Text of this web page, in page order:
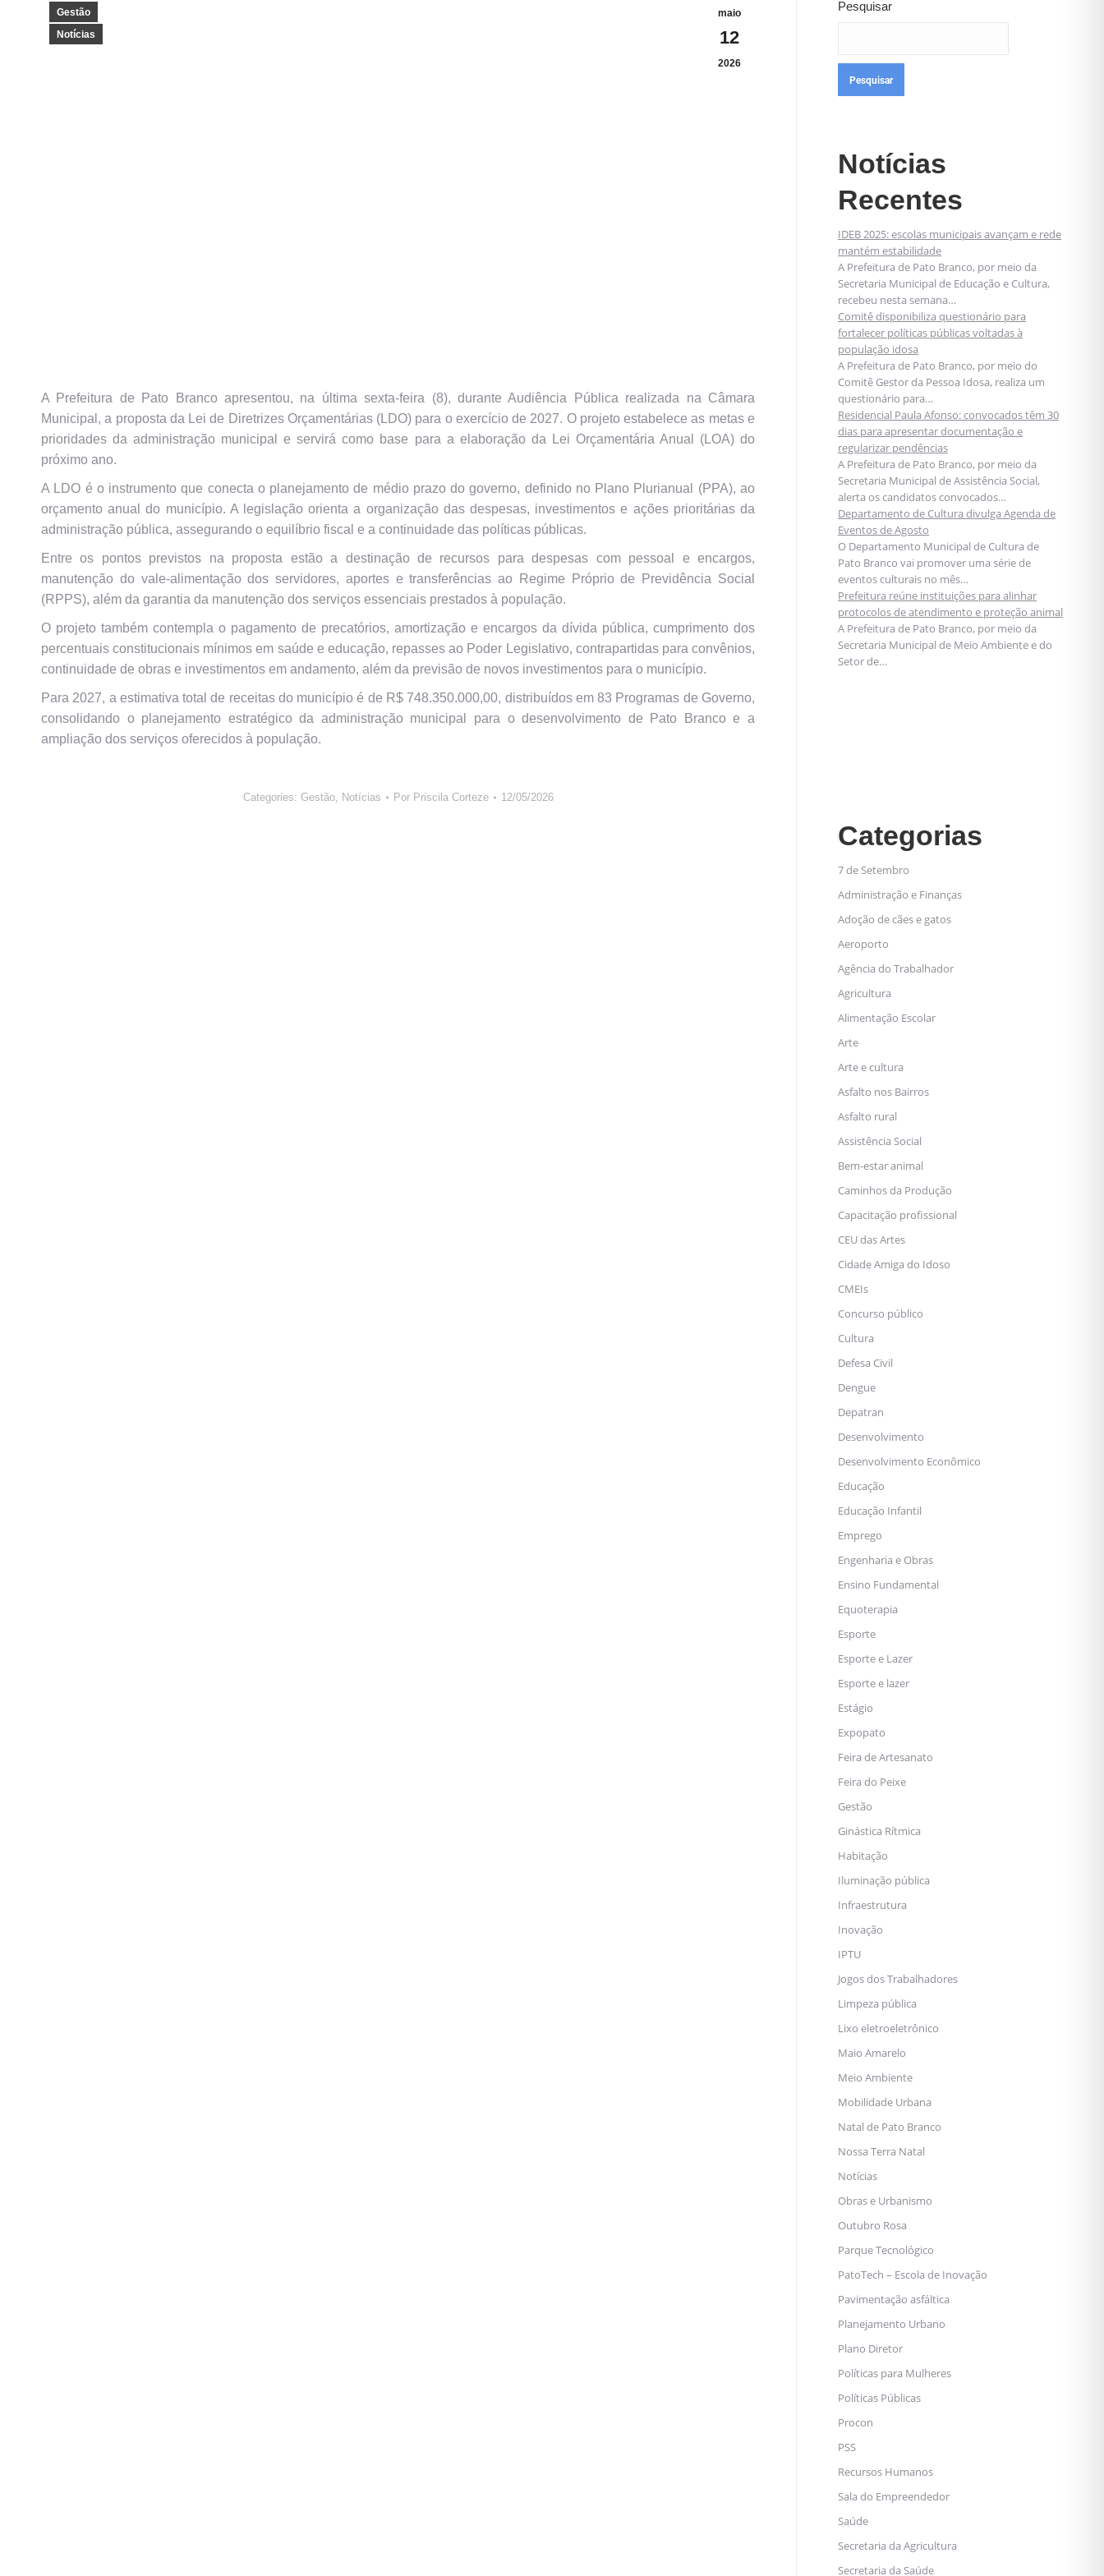
maio
12
2026
Gestão
Notícias
A Prefeitura de Pato Branco apresentou, na última sexta-feira (8), durante Audiência Pública realizada na Câmara
Municipal, a proposta da Lei de Diretrizes Orçamentárias (LDO) para o exercício de 2027. O projeto estabelece as metas e
prioridades da administração municipal e servirá como base para a elaboração da Lei Orçamentária Anual (LOA) do
próximo ano.
A LDO é o instrumento que conecta o planejamento de médio prazo do governo, definido no Plano Plurianual (PPA), ao
orçamento anual do município. A legislação orienta a organização das despesas, investimentos e ações prioritárias da
administração pública, assegurando o equilíbrio fiscal e a continuidade das políticas públicas.
Entre os pontos previstos na proposta estão a destinação de recursos para despesas com pessoal e encargos,
manutenção do vale-alimentação dos servidores, aportes e transferências ao Regime Próprio de Previdência Social
(RPPS), além da garantia da manutenção dos serviços essenciais prestados à população.
O projeto também contempla o pagamento de precatórios, amortização e encargos da dívida pública, cumprimento dos
percentuais constitucionais mínimos em saúde e educação, repasses ao Poder Legislativo, contrapartidas para convênios,
continuidade de obras e investimentos em andamento, além da previsão de novos investimentos para o município.
Para 2027, a estimativa total de receitas do município é de R$ 748.350.000,00, distribuídos em 83 Programas de Governo,
consolidando o planejamento estratégico da administração municipal para o desenvolvimento de Pato Branco e a
ampliação dos serviços oferecidos à população.
Categories: Gestão, Notícias Por Priscila Corteze 12/05/2026
Pesquisar
Pesquisar
Notícias
Recentes
IDEB 2025: escolas municipais avançam e rede
mantém estabilidade
A Prefeitura de Pato Branco, por meio da
Secretaria Municipal de Educação e Cultura,
recebeu nesta semana…
Comitê disponibiliza questionário para
fortalecer políticas públicas voltadas à
população idosa
A Prefeitura de Pato Branco, por meio do
Comitê Gestor da Pessoa Idosa, realiza um
questionário para…
Residencial Paula Afonso: convocados têm 30
dias para apresentar documentação e
regularizar pendências
A Prefeitura de Pato Branco, por meio da
Secretaria Municipal de Assistência Social,
alerta os candidatos convocados…
Departamento de Cultura divulga Agenda de
Eventos de Agosto
O Departamento Municipal de Cultura de
Pato Branco vai promover uma série de
eventos culturais no mês…
Prefeitura reúne instituições para alinhar
protocolos de atendimento e proteção animal
A Prefeitura de Pato Branco, por meio da
Secretaria Municipal de Meio Ambiente e do
Setor de…
Categorias
7 de Setembro
Administração e Finanças
Adoção de cães e gatos
Aeroporto
Agência do Trabalhador
Agricultura
Alimentação Escolar
Arte
Arte e cultura
Asfalto nos Bairros
Asfalto rural
Assistência Social
Bem-estar animal
Caminhos da Produção
Capacitação profissional
CEU das Artes
Cidade Amiga do Idoso
CMEIs
Concurso público
Cultura
Defesa Civil
Dengue
Depatran
Desenvolvimento
Desenvolvimento Econômico
Educação
Educação Infantil
Emprego
Engenharia e Obras
Ensino Fundamental
Equoterapia
Esporte
Esporte e Lazer
Esporte e lazer
Estágio
Expopato
Feira de Artesanato
Feira do Peixe
Gestão
Ginástica Rítmica
Habitação
Iluminação pública
Infraestrutura
Inovação
IPTU
Jogos dos Trabalhadores
Limpeza pública
Lixo eletroeletrônico
Maio Amarelo
Meio Ambiente
Mobilidade Urbana
Natal de Pato Branco
Nossa Terra Natal
Notícias
Obras e Urbanismo
Outubro Rosa
Parque Tecnológico
PatoTech – Escola de Inovação
Pavimentação asfáltica
Planejamento Urbano
Plano Diretor
Políticas para Mulheres
Políticas Públicas
Procon
PSS
Recursos Humanos
Sala do Empreendedor
Saúde
Secretaria da Agricultura
Secretaria da Saúde